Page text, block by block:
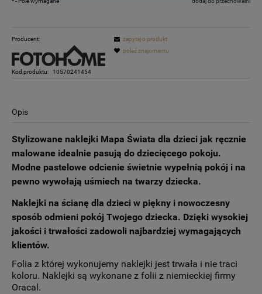
Producent:
Kod produktu: 10570241454
zapytaj o produkt
poleć znajomemu
Opis
Stylizowane naklejki Mapa Świata dla dzieci jak ręcznie
malowane idealnie pasują do dziecięcego pokoju.
Modne pastelowe odcienie świetnie wypełnią pokój i na
pewno wywołają uśmiech na twarzy dziecka.
Naklejki na ścianę dla dzieci w piękny i nowoczesny
sposób odmieni pokój Twojego dziecka. Dzięki wysokiej
jakości i trwałości zadowoli najbardziej wymagających
klientów.
Folia z której wykonujemy naklejki jest trwała i nie traci
koloru. Naklejki są wykonane z folii z niemieckiej firmy
Oracal.